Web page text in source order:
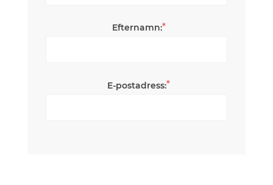
Efternamn:*
E-postadress:*